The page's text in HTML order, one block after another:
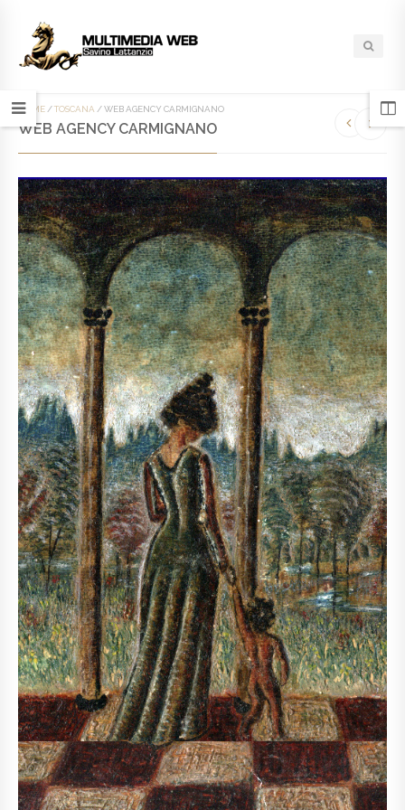
HOME /TOSCANA /WEB AGENCY CARMIGNANO
WEB AGENCY CARMIGNANO